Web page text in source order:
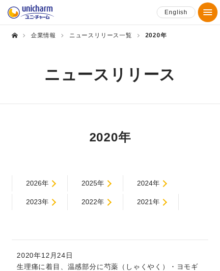
English
企業情報 ニュースリリース一覧 2020年
ニュースリリース
2020年
2026年 2025年 2024年
2023年 2022年 2021年
2020年12月24日
生理痛に着目、温感部分に芍薬（しゃくやく）・ヨモギ